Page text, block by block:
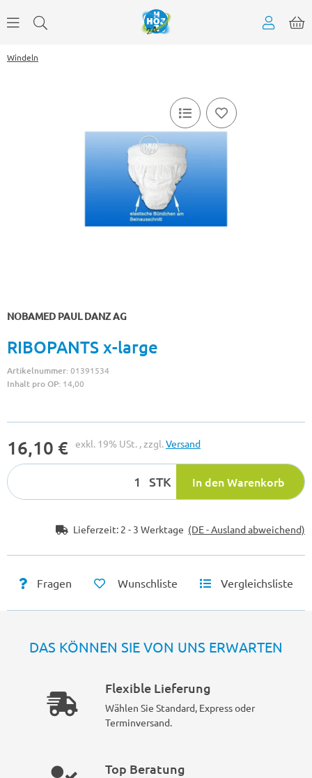
Windeln
NOBAMED PAUL DANZ AG
RIBOPANTS x-large
Artikelnummer:01391534
Inhalt pro OP: 14,00
16,10 € exkl. 19% USt. , zzgl.Versand
STK In den Warenkorb
Lieferzeit: 2 - 3 Werktage (DE - Ausland abweichend)
Fragen Wunschliste Vergleichsliste
DAS KÖNNEN SIE VON UNS ERWARTEN
Flexible Lieferung
Wählen Sie Standard, Express oder
Terminversand.
Top Beratung